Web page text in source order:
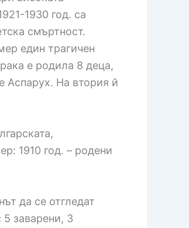
1930 год. са
смъртност.
един трагичен
е родила 8 деца,
Аспарух. На втория й
1910 год. – родени
да се отгледат
заварени, 3